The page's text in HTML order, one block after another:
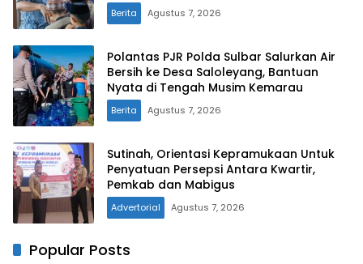
Berita Agustus 7, 2026
Polantas PJR Polda Sulbar Salurkan Air
Bersih ke Desa Saloleyang, Bantuan
Nyata di Tengah Musim Kemarau
Berita Agustus 7, 2026
Sutinah, Orientasi Kepramukaan Untuk
Penyatuan Persepsi Antara Kwartir,
Pemkab dan Mabigus
Advertorial Agustus 7, 2026
Popular Posts